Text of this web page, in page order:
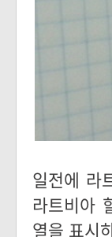
일전에 라
라트비아
열을 표시